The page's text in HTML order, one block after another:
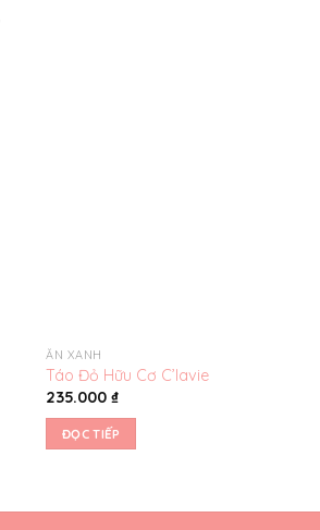
ĂN XANH
Táo Đỏ Hữu Cơ C’lavie
235.000₫
ĐỌC TIẾP